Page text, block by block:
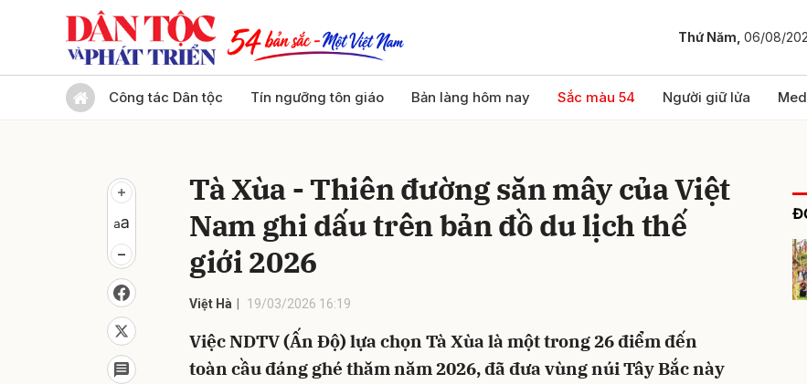
Thứ Năm, 06/08/
Công tác Dân tộc Tín ngưỡng tôn giáo Bản làng hôm nay Sắc màu 54 Người giữ lửa
Tà Xùa - Thiên đường săn mây của Việt
Nam ghi dấu trên bản đồ du lịch thế
giới 2026
Việt Hà 19/03/2026 16:19
Việc NDTV (Ấn Độ) lựa chọn Tà Xùa là một trong 26 điểm đến
toàn cầu đáng ghé thăm năm 2026, đã đưa vùng núi Tây Bắc này
Gửi bình luận